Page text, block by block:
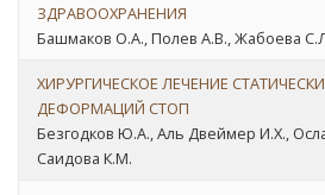
ЗДРАВООХРАНЕНИЯ
Башмаков О.А., Полев А.В., Жабоева
ХИРУРГИЧЕСКОЕ ЛЕЧЕНИЕ
ДЕФОРМАЦИЙ СТОП
Безгодков Ю.А., Аль Двеймер И.Х.,
Саидова К.М.